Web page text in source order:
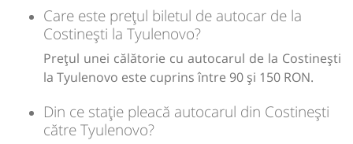
J
150lei Cumpără
Care este prețul biletul de autocar de la
Costinești la Tyulenovo?
Prețul unei călătorie cu autocarul de la Costinești
la Tyulenovo este cuprins între 90 și 150 RON.
Din ce stație pleacă autocarul din Costinești
către Tyulenovo?